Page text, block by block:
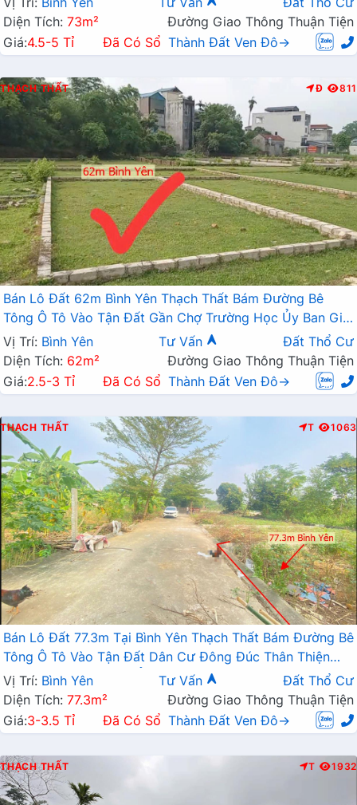
Diện Tích: 73m²
Đường Giao Thông Thuận Tiện
Giá:4.5-5 Tỉ Đã Có Sổ Thành Đất Ven Đô→
THẠCH THẤT Đ 811
Bán Lô Đất 62m Bình Yên Thạch Thất Bám Đường Bê
Tông Ô Tô Vào Tận Đất Gần Chợ Trường Học Ủy Ban Giá
Đầu Tư
Vị Trí: Bình Yên Tư Vấn
Đất Thổ Cư
Diện Tích: 62m²
Đường Giao Thông Thuận Tiện
Giá:2.5-3 Tỉ Đã Có Sổ Thành Đất Ven Đô→
THẠCH THẤT T 1063
Bán Lô Đất 77.3m Tại Bình Yên Thạch Thất Bám Đường Bê
Tông Ô Tô Vào Tận Đất Dân Cư Đông Đúc Thân Thiện
Gần Chợ Trường Học Ủy Ban Giá Đầu Tư
Vị Trí: Bình Yên Tư Vấn
Đất Thổ Cư
Diện Tích: 77.3m²
Đường Giao Thông Thuận Tiện
Giá:3-3.5 Tỉ Đã Có Sổ Thành Đất Ven Đô→
THẠCH THẤT T 1932